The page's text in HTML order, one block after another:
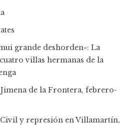
grande deshorden»: La
villas hermanas de la
de la Frontera, febrero-
y represión en Villamartín,